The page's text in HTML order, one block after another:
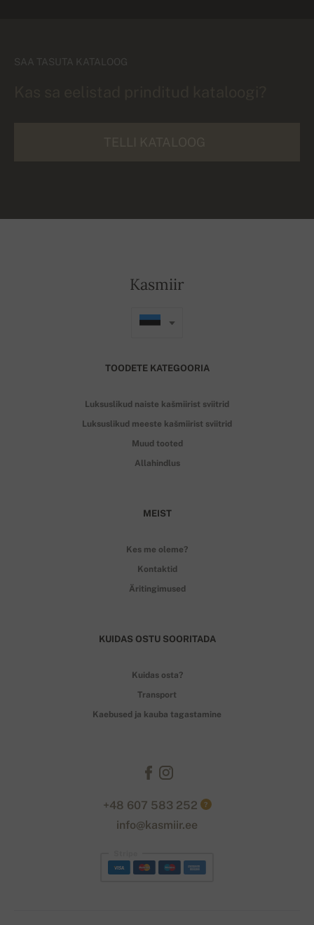
SAA TASUTA KATALOOG
Kasmiir
TOODETE KATEGOORIA
Luksuslikud naiste kašmiirist sviitrid
Luksuslikud meeste kašmiirist sviitrid
Muud tooted
Allahindlus
MEIST
Kes me oleme?
Kontaktid
Äritingimused
KUIDAS OSTU SOORITADA
Kuidas osta?
Transport
Kaebused ja kauba tagastamine
+48 607 583 252 ?
info@kasmiir.ee